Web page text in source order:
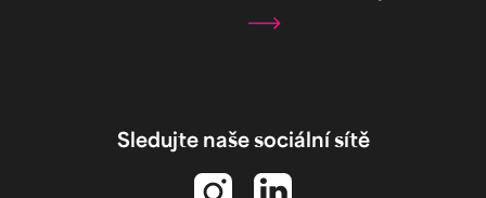
Sledujte naše sociální sítě